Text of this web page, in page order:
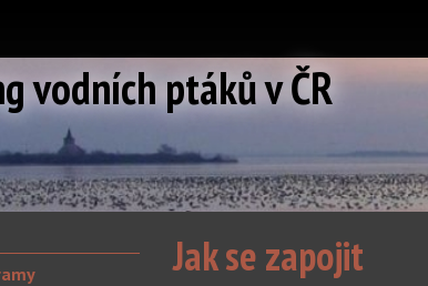
vodních ptáků v ČR
Jak se zapojit